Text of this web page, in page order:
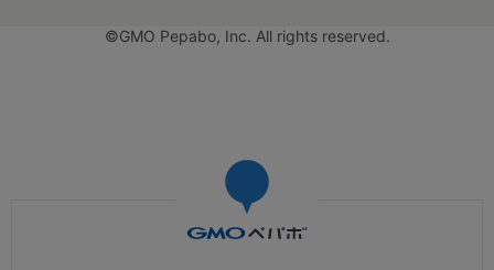
©GMO Pepabo, Inc. All rights reserved.